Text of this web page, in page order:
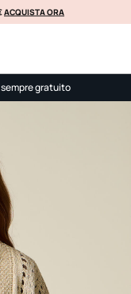
KLARNA
ACQUISTA ORA
gratuito